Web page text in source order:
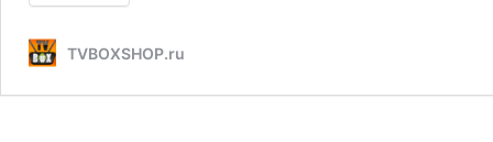
TVBOXSHOP.ru